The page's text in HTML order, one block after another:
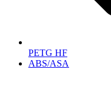
PETG HF
ABS/ASA